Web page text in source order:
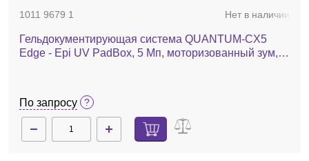
1011 9679 1 Нет в наличии
Гельдокументирующая система QUANTUM-CX5
Edge - Epi UV PadBox, 5 Мп, моторизованный зум,
По запросу